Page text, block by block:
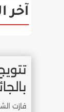
آخر
فازت